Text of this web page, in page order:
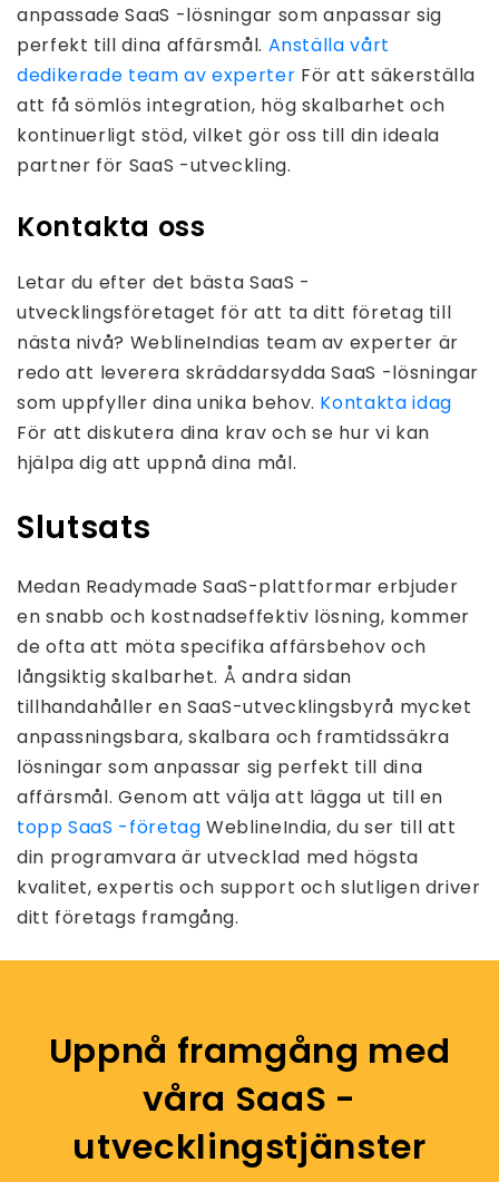
anpassade SaaS -lösningar som anpassar sig
perfekt till dina affärsmål. Anställa vårt
dedikerade team av experter För att säkerställa
att få sömlös integration, hög skalbarhet och
kontinuerligt stöd, vilket gör oss till din ideala
partner för SaaS -utveckling.
Kontakta oss
Letar du efter det bästa SaaS -
utvecklingsföretaget för att ta ditt företag till
nästa nivå? WeblineIndias team av experter är
redo att leverera skräddarsydda SaaS -lösningar
som uppfyller dina unika behov. Kontakta idag
För att diskutera dina krav och se hur vi kan
hjälpa dig att uppnå dina mål.
Slutsats
Medan Readymade SaaS-plattformar erbjuder
en snabb och kostnadseffektiv lösning, kommer
de ofta att möta specifika affärsbehov och
långsiktig skalbarhet. Å andra sidan
tillhandahåller en SaaS-utvecklingsbyrå mycket
anpassningsbara, skalbara och framtidssäkra
lösningar som anpassar sig perfekt till dina
affärsmål. Genom att välja att lägga ut till en
topp SaaS -företag WeblineIndia, du ser till att
din programvara är utvecklad med högsta
kvalitet, expertis och support och slutligen driver
ditt företags framgång.
Uppnå framgång med
våra SaaS -
utvecklingstjänster